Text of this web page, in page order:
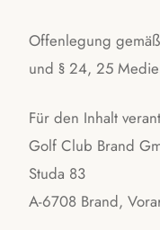
Offenlegung
und § 24, 25
Für den Inhalt
Golf Club Brand
Studa 83
A-6708 Brand,